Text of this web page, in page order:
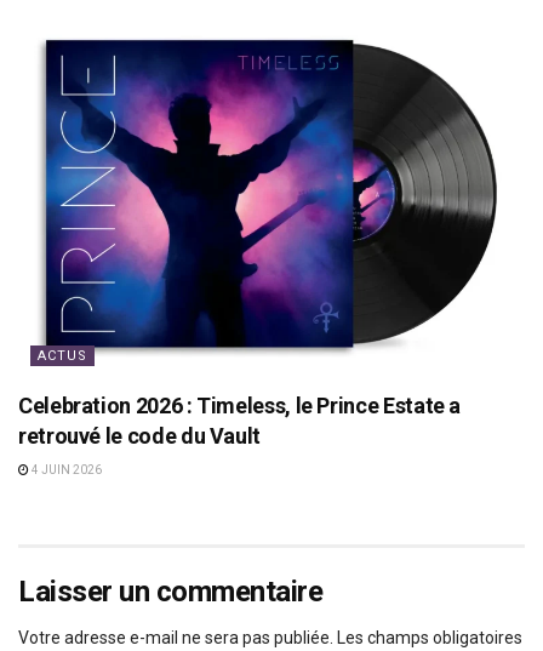
ACTUS
Celebration 2026 : Timeless, le Prince Estate a
retrouvé le code du Vault
4 JUIN 2026
Laisser un commentaire
Votre adresse e-mail ne sera pas publiée. Les champs obligatoires